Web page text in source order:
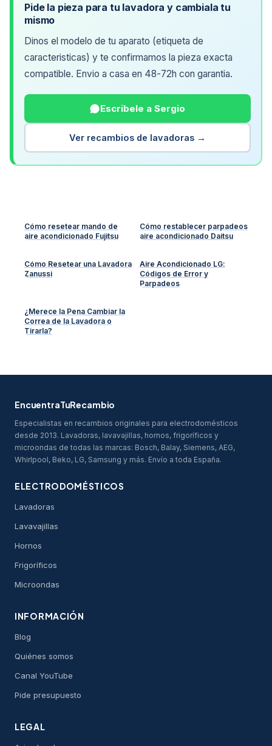
Pide la pieza para tu lavadora y cambiala tu
mismo
Dinos el modelo de tu aparato (etiqueta de
caracteristicas) y te confirmamos la pieza exacta
compatible. Envio a casa en 48-72h con garantia.
Escribele a Sergio
Ver recambios de lavadoras →
Cómo resetear mando de
aire acondicionado Fujitsu
Cómo restablecer parpadeos
aire acondicionado Daitsu
Cómo Resetear una Lavadora
Zanussi
Aire Acondicionado LG:
Códigos de Error y
Parpadeos
¿Merece la Pena Cambiar la
Correa de la Lavadora o
Tirarla?
EncuentraTuRecambio
Especialistas en recambios originales para electrodomésticos
desde 2013. Lavadoras, lavavajillas, hornos, frigoríficos y
microondas de todas las marcas: Bosch, Balay, Siemens, AEG,
Whirlpool, Beko, LG, Samsung y más. Envío a toda España.
ELECTRODOMÉSTICOS
Lavadoras
Lavavajillas
Hornos
Frigoríficos
Microondas
INFORMACIÓN
Blog
Quiénes somos
Canal YouTube
Pide presupuesto
LEGAL